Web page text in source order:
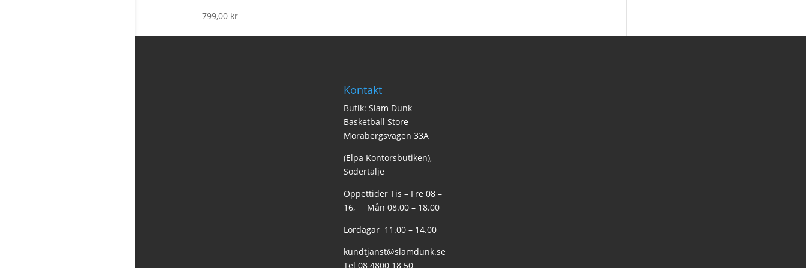
799,00 kr
Kontakt
Butik: Slam Dunk
Basketball Store
Morabergsvägen 33A
(Elpa Kontorsbutiken),
Södertälje
Öppettider Tis – Fre 08 –
16, Mån 08.00 – 18.00
Lördagar 11.00 – 14.00
kundtjanst@slamdunk.se
Tel 08 4800 18 50